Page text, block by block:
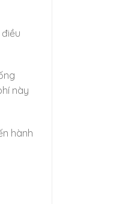
này
hành